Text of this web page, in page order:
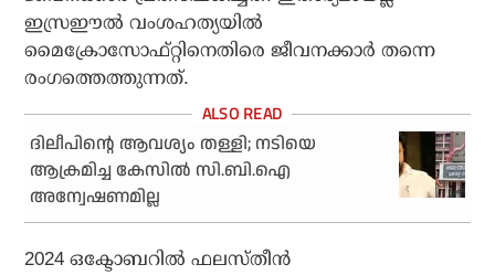
ഇസ്രഈല്‍ വംശഹത്യയില്‍
മൈക്രോസോഫ്റ്റിനെതിരെ ജീവനക്കാര്‍ തന്നെ
രംഗത്തെത്തുന്നത്.
ദിലീപിന്റെ ആവശ്യം തള്ളി; നടിയെ
ആക്രമിച്ച കേസില്‍ സി.ബി.ഐ
അന്വേഷണമില്ല
2024 ഒക്ടോബറില്‍ ഫലസ്തീന്‍